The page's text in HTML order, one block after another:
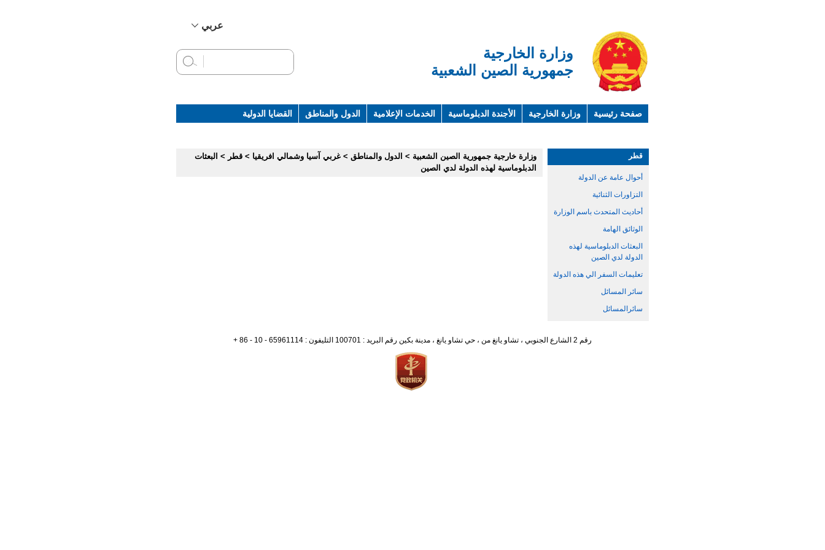
عربي
English
وزارة الخارجية
جمهورية الصين الشعبية
صفحة رئيسية وزارة الخارجية الأجندة الدبلوماسية الخدمات الإعلامية الدول والمناطق
القضايا الدولية
قطر
أحوال عامة عن الدولة
التزاورات الثنائية
أحاديث المتحدث باسم الوزارة
الوثائق الهامة
البعثات الدبلوماسية لهذه
الدولة لدي الصين
تعليمات السفر الي هذه الدولة
سائر المسائل
سائرالمسائل
وزارة خارجية جمهورية الصين الشعبية > الدول والمناطق > غربي آسيا وشمالي افريقيا > قطر > البعثات
الدبلوماسية لهذه الدولة لدي الصين
رقم 2 الشارع الجنوبي ، تشاو يانغ من ، حي تشاو يانغ ، مدينة بكين رقم البريد : 100701 التليفون : 65961114 - 10 - 86 +